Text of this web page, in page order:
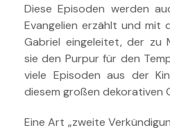
Diese Episoden werden
Evangelien erzählt und mit
Gabriel eingeleitet, der zu
sie den Purpur für den
viele Episoden aus der
diesem großen dekorativen
Eine Art „zweite